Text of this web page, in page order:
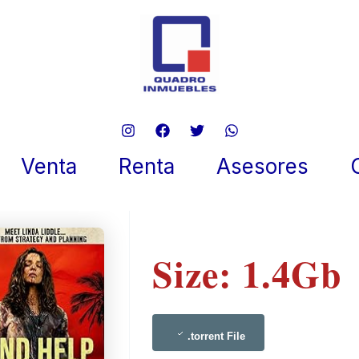
Venta Renta Asesores
31, 2025
Size: 1.4Gb
.torrent File